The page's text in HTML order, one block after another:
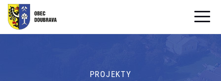
OBECNÍ ÚŘAD
PROJEKTY